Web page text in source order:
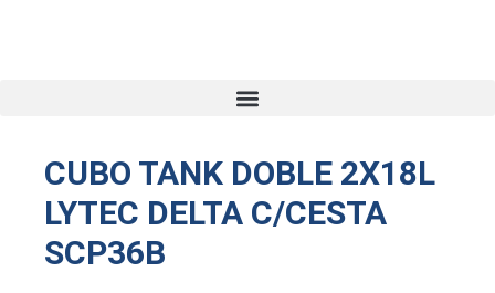
CUBO TANK DOBLE 2X18L
LYTEC DELTA C/CESTA
SCP36B